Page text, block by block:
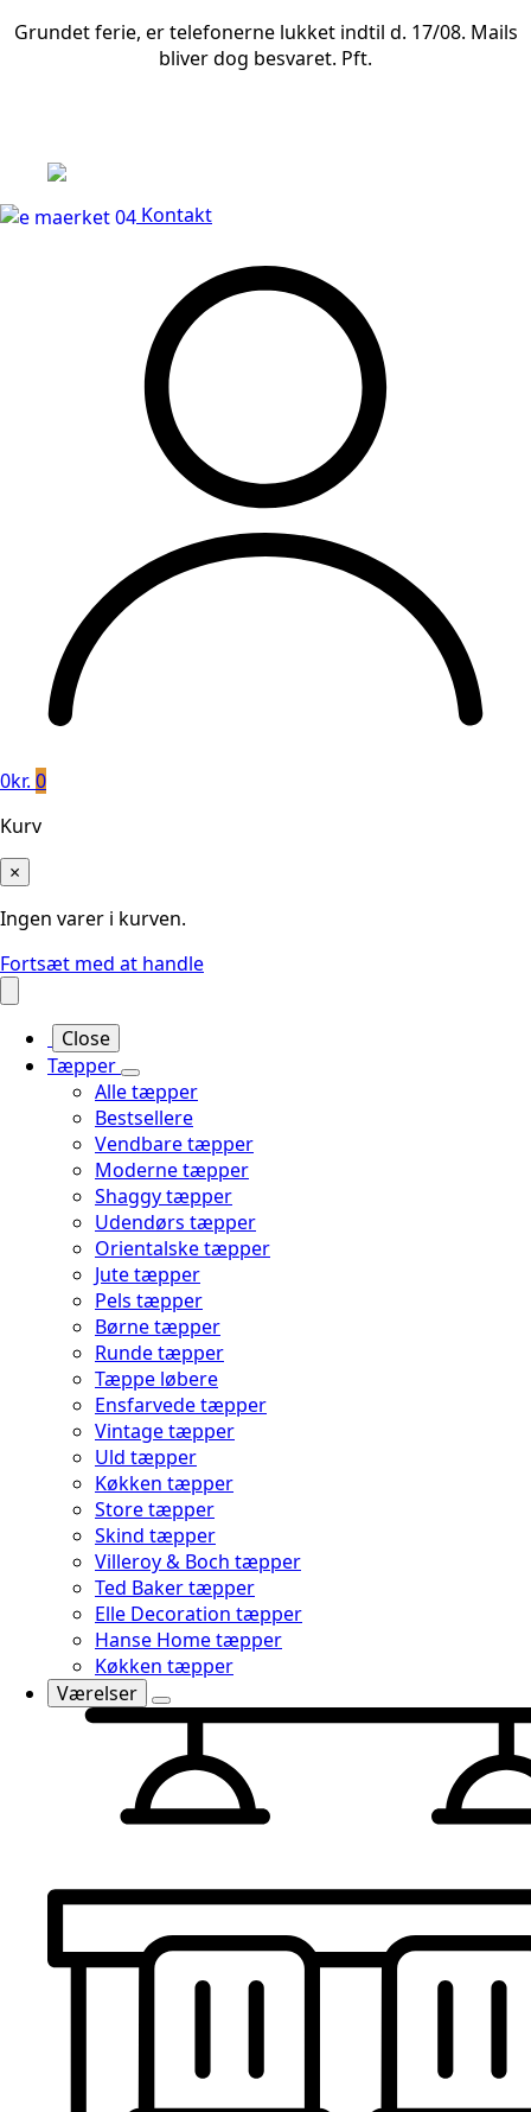
Grundet ferie, er telefonerne lukket indtil d. 17/08. Mails
bliver dog besvaret. Pft.
Kontakt
0kr. 0
Kurv
×
Ingen varer i kurven.
Fortsæt med at handle
Close
Tæpper
Alle tæpper
Bestsellere
Vendbare tæpper
Moderne tæpper
Shaggy tæpper
Udendørs tæpper
Orientalske tæpper
Jute tæpper
Pels tæpper
Børne tæpper
Runde tæpper
Tæppe løbere
Ensfarvede tæpper
Vintage tæpper
Uld tæpper
Køkken tæpper
Store tæpper
Skind tæpper
Villeroy & Boch tæpper
Ted Baker tæpper
Elle Decoration tæpper
Hanse Home tæpper
Køkken tæpper
Værelser